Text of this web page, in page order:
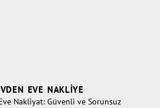
EVE NAKLIYE
Nakliyat: Güvenli ve Sorunsuz